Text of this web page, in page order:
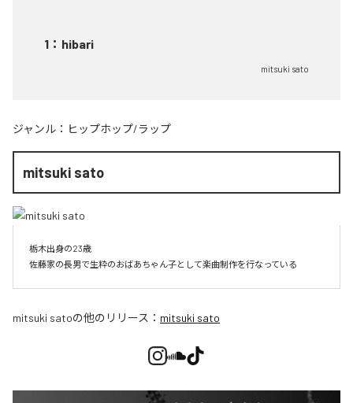
1 ： hibari
mitsuki sato
ジャンル： ヒップホップ/ラップ
mitsuki sato
栃木出身の23歳
佐藤家の長男で生粋のおばあちゃん子として楽曲制作を行なっている
mitsuki satoの他のリリース： mitsuki sato